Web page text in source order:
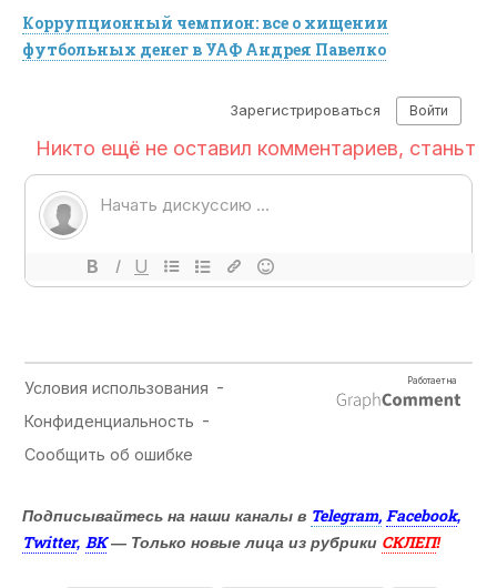
Коррупционный чемпион: все о хищении
футбольных денег в УАФ Андрея Павелко
Подписывайтесь на наши каналы в Telegram, Facebook,
Twitter, ВК — Только новые лица из рубрики СКЛЕП!